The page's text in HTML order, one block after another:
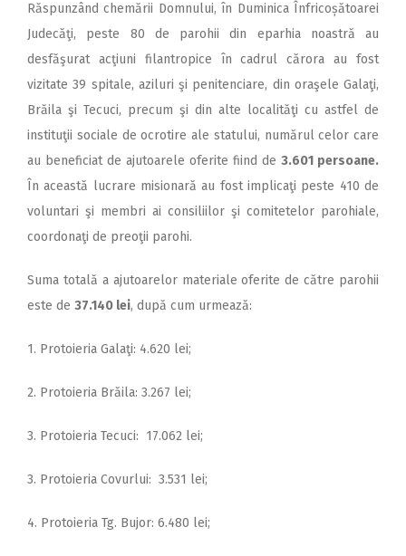
2015
2014
2012
2011
2009
Răspunzând chemării Domnului, în Duminica Înfricoșătoarei
Judecăţi, peste 80 de parohii din eparhia noastră au
desfăşurat acţiuni filantropice în cadrul cărora au fost
vizitate 39 spitale, aziluri şi penitenciare, din oraşele Galaţi,
Brăila şi Tecuci, precum şi din alte localităţi cu astfel de
instituţii sociale de ocrotire ale statului, numărul celor care
au beneficiat de ajutoarele oferite fiind de 3.601 persoane.
În această lucrare misionară au fost implicaţi peste 410 de
voluntari şi membri ai consiliilor şi comitetelor parohiale,
coordonaţi de preoţii parohi.
Suma totală a ajutoarelor materiale oferite de către parohii
este de 37.140 lei, după cum urmează:
1. Protoieria Galaţi: 4.620 lei;
2. Protoieria Brăila: 3.267 lei;
3. Protoieria Tecuci: 17.062 lei;
3. Protoieria Covurlui: 3.531 lei;
4. Protoieria Tg. Bujor: 6.480 lei;